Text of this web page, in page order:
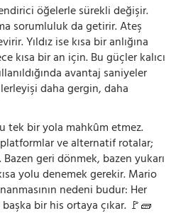
öğelerle sürekli değişir.
sorumluluk da getirir. Ateş
Yıldız ise kısa bir anlığına
kısa bir an için. Bu güçler kalıcı
avantaj saniyeler
daha gergin, daha
tek bir yola mahkûm etmez.
ve alternatif rotalar;
geri dönmek, bazen yukarı
yolu denemek gerekir. Mario
nedeni budur: Her
bir his ortaya çıkar. 🚩🧱